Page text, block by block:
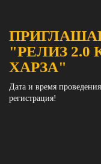
"РЕЛИЗ 2.0
ХАРЗА"
Дата и время
регистрация!